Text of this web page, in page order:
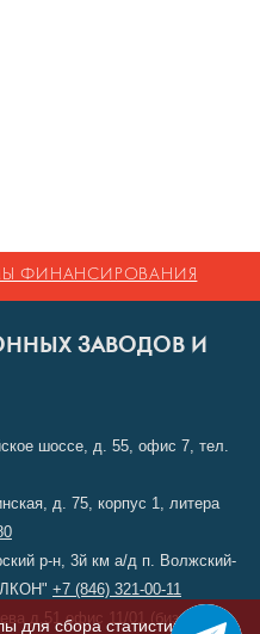
ФИНАНСИРОВАНИЯ
ЗАВОДОВ И
шоссе, д. 55, офис 7, тел.
д. 75, корпус 1, литера
р-н, 3й км а/д п. Волжский-
+7 (846) 321-00-11
д.51 офис 11/01 (бизнес-
сбора статистики,